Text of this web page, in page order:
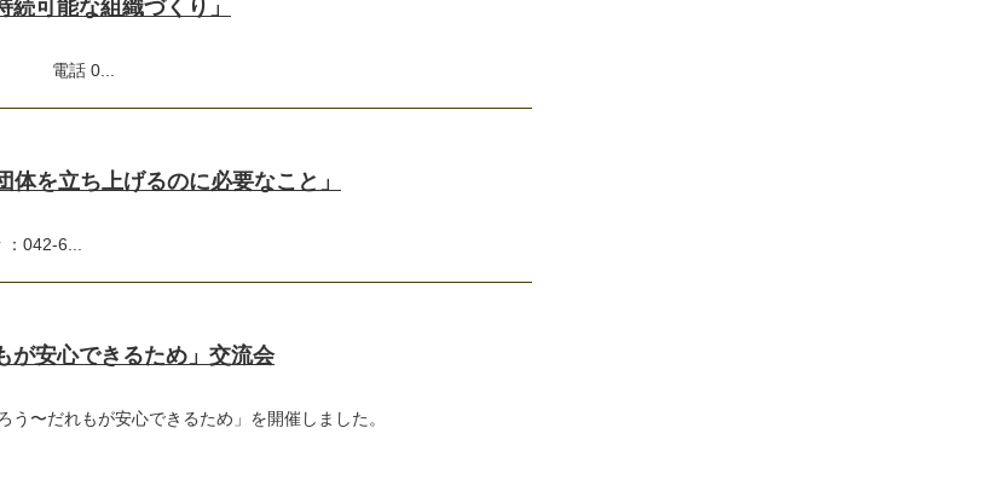
可能な組織づくり」
ー 電話 0...
を立ち上げるのに必要なこと」
042-6...
が安心できるため」交流会
〜だれもが安心できるため」を開催しました。